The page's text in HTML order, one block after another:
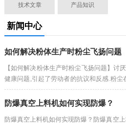
技术文章 产品知识
新闻中心
如何解决粉体生产时粉尘飞扬问题
【如何解决粉体生产时粉尘飞扬问题】讨
健康问题,引起了劳动者的抗议和反感.粉尘
了我们的产品质量.
防爆真空上料机如何实现防爆？
防爆真空上料机如何实现防爆？防爆真空